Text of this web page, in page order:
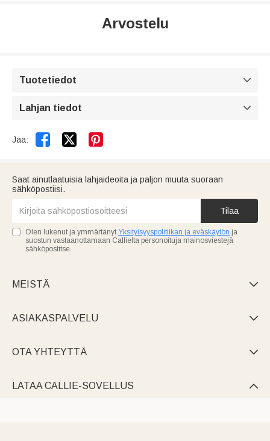
Arvostelu
Tuotetiedot 
Lahjan tiedot 
Jaa:  
Saat ainutlaatuisia lahjaideoita ja paljon muuta suoraan
sähköpostiisi.
Tilaa
Olen lukenut ja ymmärtänyt Yksityisyyspolitiikan ja eväskäytön ja
suostun vastaanottamaan Callielta personoituja mainosviestejä
sähköpostitse.
MEISTÄ 
ASIAKASPALVELU 
OTA YHTEYTTÄ 
LATAA CALLIE-SOVELLUS 